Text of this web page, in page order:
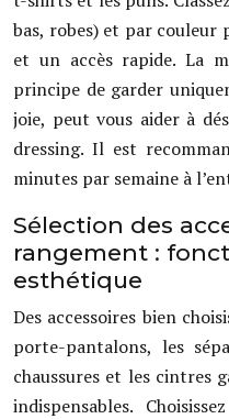
bas, robes) et par couleur
et un accès rapide. La
principe de garder
joie, peut vous aider à
dressing. Il est
minutes par semaine à
Sélection des
rangement :
esthétique
Des accessoires bien
porte-pantalons, les
chaussures et les cintres
indispensables.